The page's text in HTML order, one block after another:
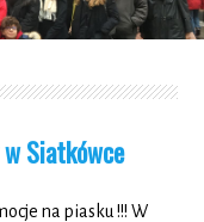
Siatkówce
na piasku !!! W